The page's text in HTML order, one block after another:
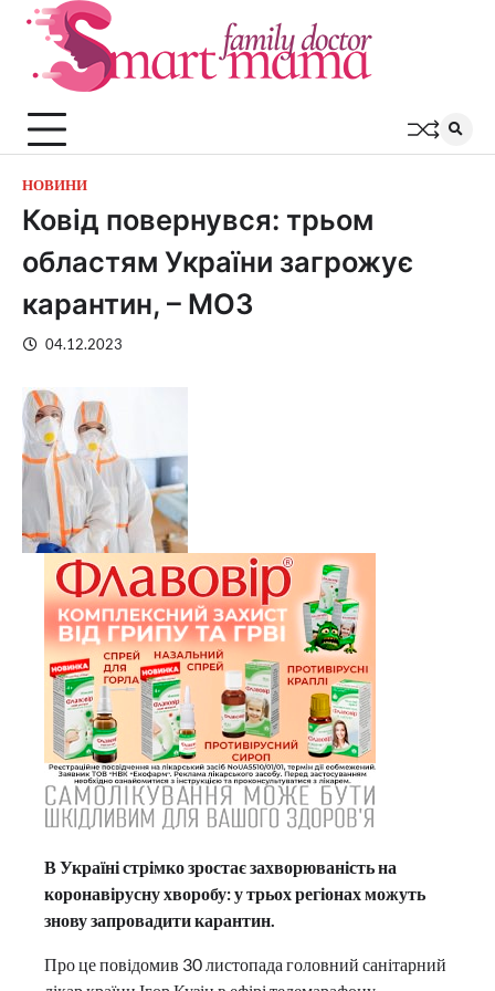
Перейти
НОВИНИ
Ковід повернувся: трьом
областям України загрожує
карантин, – МОЗ
04.12.2023
В Україні стрімко зростає захворюваність на
коронавірусну хворобу: у трьох регіонах можуть
знову запровадити карантин.
Про це повідомив 30 листопада головний санітарний